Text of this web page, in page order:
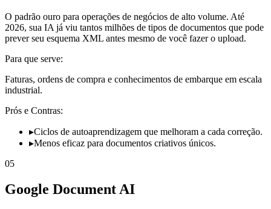
O padrão ouro para operações de negócios de alto volume. Até
2026, sua IA já viu tantos milhões de tipos de documentos que pode
prever seu esquema XML antes mesmo de você fazer o upload.
Para que serve:
Faturas, ordens de compra e conhecimentos de embarque em escala
industrial.
Prós e Contras:
▸Ciclos de autoaprendizagem que melhoram a cada correção.
▸Menos eficaz para documentos criativos únicos.
05
Google Document AI